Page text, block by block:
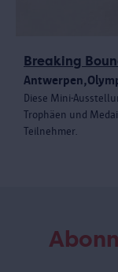
Breaking
Diese Mini-
Trophäen und
Teilnehmer.